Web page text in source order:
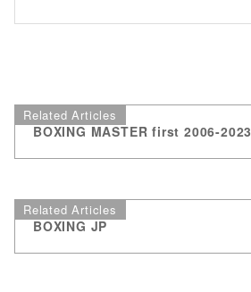
Related Articles
BOXING MASTER first 2006-2023
Related Articles
BOXING JP